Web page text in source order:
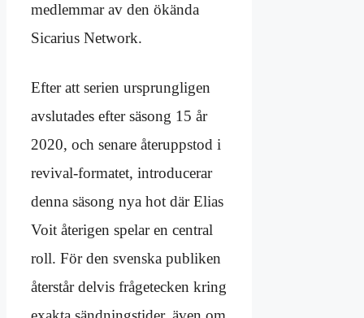
medlemmar av den ökända
Sicarius Network.
Efter att serien ursprungligen
avslutades efter säsong 15 år
2020, och senare återuppstod i
revival-formatet, introducerar
denna säsong nya hot där Elias
Voit återigen spelar en central
roll. För den svenska publiken
återstår delvis frågetecken kring